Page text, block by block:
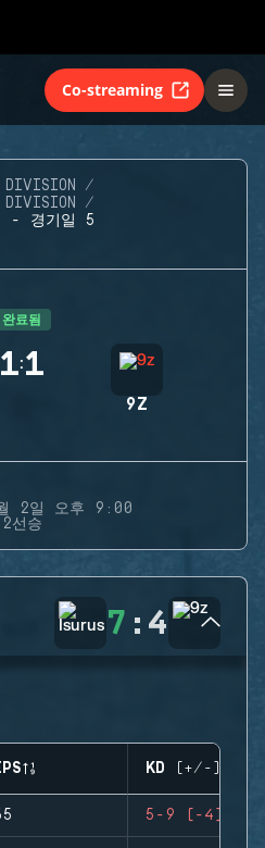
Co-streaming
DIVISION
DIVISION
- 경기일 5
완료됨
1:1
9Z
2일 오후 9:00
2선승
7 : 4
KD (+/-)
5-9 (-4)